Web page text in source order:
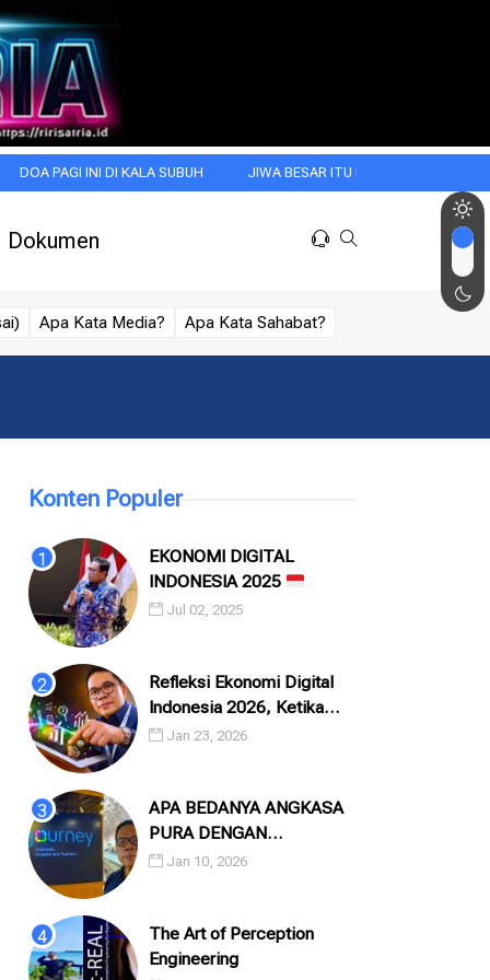
INI DI KALA SUBUH JIWA BESAR ITU DIMULAI DARI INTROSPEKSI
Dokumen
Apa Kata Media? Apa Kata Sahabat?
Konten Populer
EKONOMI DIGITAL
INDONESIA 2025
Jul 02, 2025
Refleksi Ekonomi Digital
Indonesia 2026, Ketika
Angka, Algoritma, dan
Jan 23, 2026
APA BEDANYA ANGKASA
PURA DENGAN
INJOURNEY?
Jan 10, 2026
The Art of Perception
Engineering